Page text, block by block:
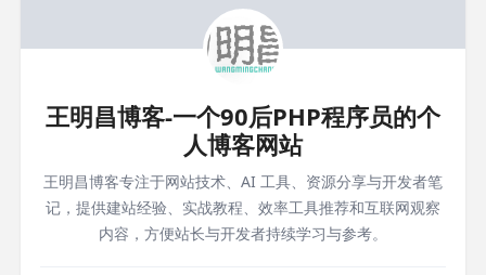
王明昌博客-一个90后PHP程序员的个
人博客网站
王明昌博客专注于网站技术、AI 工具、资源分享与开发者笔
记，提供建站经验、实战教程、效率工具推荐和互联网观察
内容，方便站长与开发者持续学习与参考。